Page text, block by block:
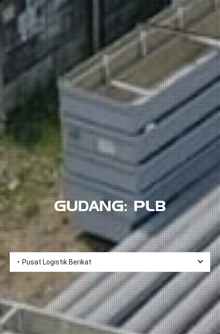
GUDANG: PLB
Pusat Logistik Berikat